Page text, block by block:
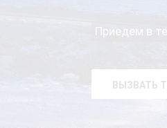
Приедем в
ВЫЗВАТЬ